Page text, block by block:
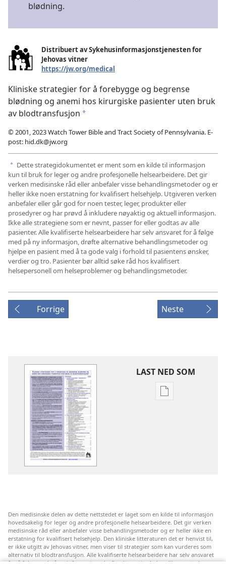
blødning.
Distribuert av Sykehusinformasjonstjenesten for
Jehovas vitner
https://jw.org/medical
Kliniske strategier for å forebygge og begrense
blødning og anemi hos kirurgiske pasienter uten bruk
av blodtransfusjon a
© 2001, 2023 Watch Tower Bible and Tract Society of Pennsylvania. E-
post: hid.dk@jw.org
a Dette strategidokumentet er ment som en kilde til informasjon
kun til bruk for leger og andre profesjonelle helsearbeidere. Det gir
verken medisinske råd eller anbefaler visse behandlingsmetoder og er
heller ikke noen erstatning for kvalifisert helsehjelp. Utgiveren verken
anbefaler eller går god for noen tester, leger, produkter eller
prosedyrer og har prøvd å inkludere nøyaktig og aktuell informasjon.
Ikke alle strategiene som er nevnt, passer for eller godtas av alle
pasienter. Alle kvalifiserte helsearbeidere har selv ansvaret for å følge
med på ny informasjon, drøfte alternative behandlingsmetoder og
hjelpe en pasient med å ta gode valg i forhold til pasientens ønsker,
verdier og tro. Pasienter bør alltid søke råd hos kvalifisert
helsepersonell om helseproblemer og behandlingsmetoder.
Forrige Neste
LAST NED SOM
blødning
og
anemi
hos
Den medisinske delen av dette nettstedet er laget som en kilde til informasjon
hovedsakelig for leger og andre profesjonelle helsearbeidere. Det gir verken
medisinske råd eller anbefaler visse behandlingsmetoder og er heller ikke en
erstatning for kvalifisert helsehjelp. Den kliniske litteraturen det er henvist til,
er ikke utgitt av Jehovas vitner, men viser til strategier som kan vurderes som
alternativ til blodtransfusjon. Alle kvalifiserte helsearbeidere har selv ansvaret